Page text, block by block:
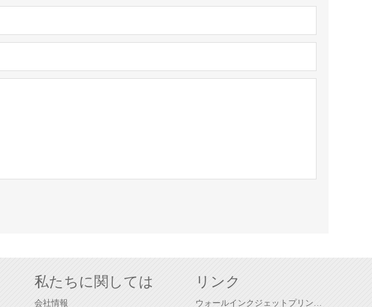
私たちに関しては
会社情報
リンク